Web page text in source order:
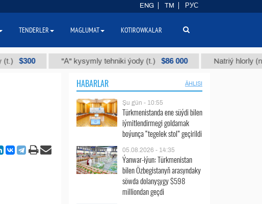
"А" kysymly tehniki ýody (t.) $86 000 Natriý hlorly (nahar
HABARLAR ÄHLISI
Şu gün - 10:55
Türkmenistanda ene süýdi bilen
iýmitlendirmegi goldamak
boýunça “tegelek stol” geçirildi
05.08.2026 - 14:35
Ýanwar-iýun: Türkmenistan
bilen Özbegistanyň arasyndaky
söwda dolanyşygy $598
milliondan geçdi
ENG TM РУС
TENDERLER MAGLUMAT KOTIROWKALAR